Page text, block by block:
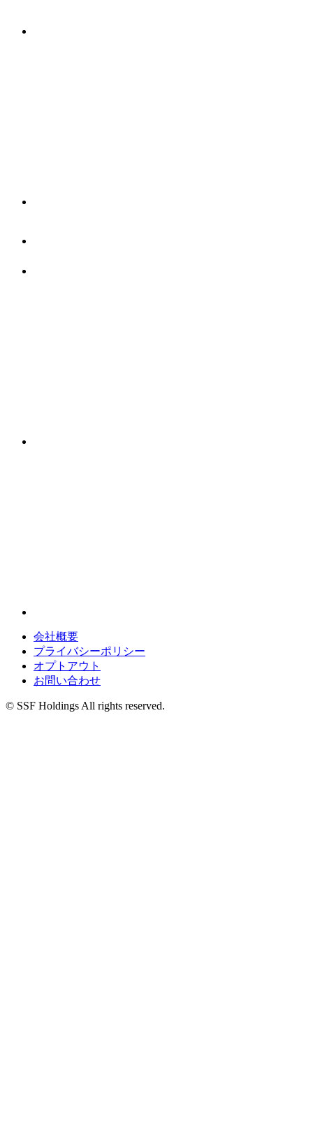
会社概要
プライバシーポリシー
オプトアウト
お問い合わせ
© SSF Holdings All rights reserved.